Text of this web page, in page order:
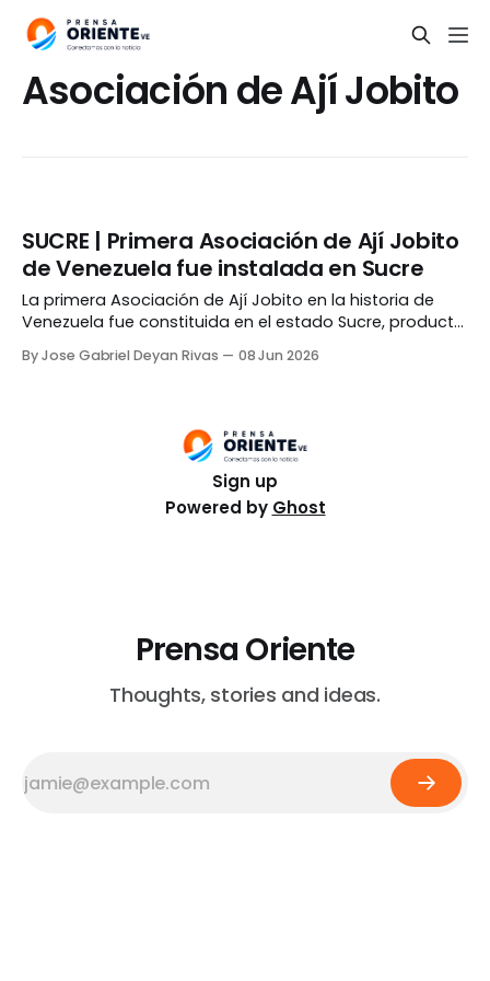
Asociación de Ají Jobito
SUCRE | Primera Asociación de Ají Jobito
de Venezuela fue instalada en Sucre
La primera Asociación de Ají Jobito en la historia de
Venezuela fue constituida en el estado Sucre, producto
gobierno nacional. Roseli Márquez, vocera de la
By Jose Gabriel Deyan Rivas 08 Jun 2026
Sign up
Powered by Ghost
Prensa Oriente
Thoughts, stories and ideas.